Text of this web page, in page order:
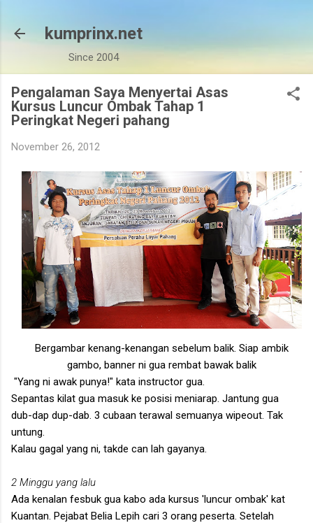
kumprinx.net
Since 2004
Pengalaman Saya Menyertai Asas
Kursus Luncur Ombak Tahap 1
Peringkat Negeri pahang
November 26, 2012
Bergambar kenang-kenangan sebelum balik. Siap ambik
gambo, banner ni gua rembat bawak balik
"Yang ni awak punya!" kata instructor gua.
Sepantas kilat gua masuk ke posisi meniarap. Jantung gua
dub-dap dup-dab. 3 cubaan terawal semuanya wipeout. Tak
untung.
Kalau gagal yang ni, takde can lah gayanya.
2 Minggu yang lalu
Ada kenalan fesbuk gua kabo ada kursus 'luncur ombak' kat
Kuantan. Pejabat Belia Lepih cari 3 orang peserta. Setelah